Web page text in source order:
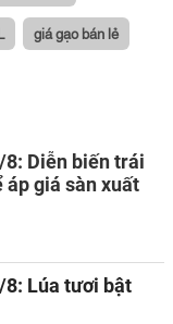
giá gạo bán lẻ
8: Diễn biến trái
áp giá sàn xuất
8: Lúa tươi bật